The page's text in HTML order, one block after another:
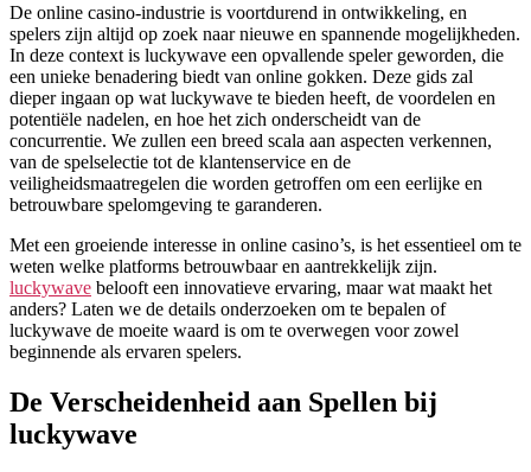
De online casino-industrie is voortdurend in ontwikkeling, en
spelers zijn altijd op zoek naar nieuwe en spannende mogelijkheden.
In deze context is luckywave een opvallende speler geworden, die
een unieke benadering biedt van online gokken. Deze gids zal
dieper ingaan op wat luckywave te bieden heeft, de voordelen en
potentiële nadelen, en hoe het zich onderscheidt van de
concurrentie. We zullen een breed scala aan aspecten verkennen,
van de spelselectie tot de klantenservice en de
veiligheidsmaatregelen die worden getroffen om een eerlijke en
betrouwbare spelomgeving te garanderen.
Met een groeiende interesse in online casino’s, is het essentieel om te
weten welke platforms betrouwbaar en aantrekkelijk zijn.
luckywave belooft een innovatieve ervaring, maar wat maakt het
anders? Laten we de details onderzoeken om te bepalen of
luckywave de moeite waard is om te overwegen voor zowel
beginnende als ervaren spelers.
De Verscheidenheid aan Spellen bij
luckywave